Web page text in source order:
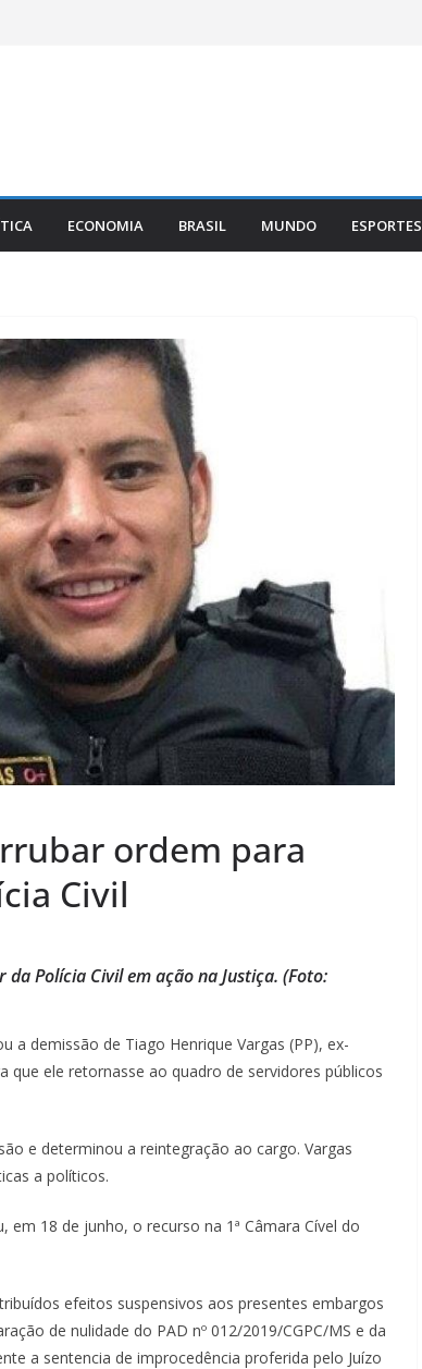
ECONOMIA BRASIL MUNDO ESPORTES
ordem para
Civil
Polícia Civil em ação na Justiça. (Foto:
a demissão de Tiago Henrique Vargas (PP), ex-
que ele retornasse ao quadro de servidores públicos
e determinou a reintegração ao cargo. Vargas
a políticos.
em 18 de junho, o recurso na 1ª Câmara Cível do
efeitos suspensivos aos presentes embargos
de nulidade do PAD nº 012/2019/CGPC/MS e da
a sentencia de improcedência proferida pelo Juízo